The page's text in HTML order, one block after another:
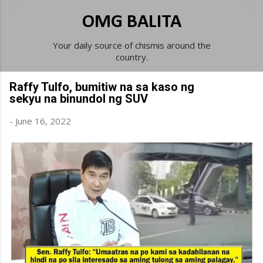
Skip to main content
OMG BALITA
Your daily source of chismis around the
country.
Raffy Tulfo, bumitiw na sa kaso ng
sekyu na binundol ng SUV
- June 16, 2022